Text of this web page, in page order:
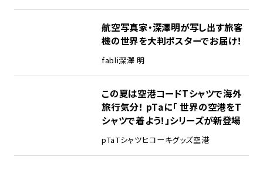
航空写真家・深澤明が写し出す旅客
機の世界を大判ポスターでお届け！
fabli深澤 明
この夏は空港コードTシャツで海外
旅行気分！ pTaに「 世界の空港をT
シャツで着よう！」シリーズが新登場
pTaTシャツヒコーキグッズ空港